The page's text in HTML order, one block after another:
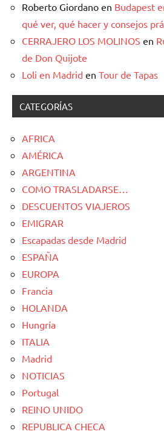
Roberto Giordano en Budapest
qué ver, qué hacer y consejos
CERRAJERO LOS MOLINOS en
de Don Quijote
Loli en Madrid en Tour de Tapas
CATEGORÍAS
AFRICA
AMÉRICA
ARGENTINA
COMO TRASLADARSE…
DESCUENTOS VIAJEROS
EMIGRAR
Escapadas desde Madrid
ESPAÑA
EUROPA
Francia
HOLANDA
Hungría
ITALIA
Madrid
NOTICIAS
Portugal
REINO UNIDO
REPUBLICA CHECA